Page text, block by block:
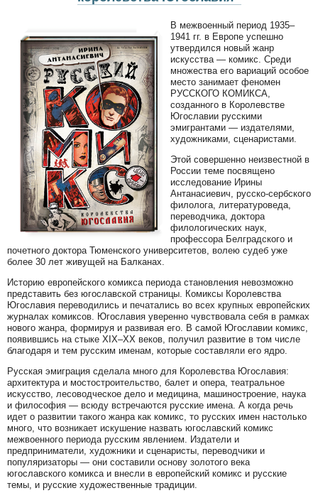
В межвоенный период 1935–
1941 гг. в Европе успешно
утвердился новый жанр
искусства — комикс. Среди
множества его вариаций особое
место занимает феномен
РУССКОГО КОМИКСА,
созданного в Королевстве
Югославии русскими
эмигрантами — издателями,
художниками, сценаристами.
Этой совершенно неизвестной в
России теме посвящено
исследование Ирины
Антанасиевич, русско-сербского
филолога, литературоведа,
переводчика, доктора
филологических наук,
профессора Белградского и
почетного доктора Тюменского университетов, волею судеб уже
более 30 лет живущей на Балканах.
Историю европейского комикса периода становления невозможно
представить без югославской страницы. Комиксы Королевства
Югославия переводились и печатались во всех крупных европейских
журналах комиксов. Югославия уверенно чувствовала себя в рамках
нового жанра, формируя и развивая его. В самой Югославии комикс,
появившись на стыке XIX–XX веков, получил развитие в том числе
благодаря и тем русским именам, которые составляли его ядро.
Русская эмиграция сделала много для Королевства Югославия:
архитектура и мостостроительство, балет и опера, театральное
искусство, лесоводческое дело и медицина, машиностроение, наука
и философия — всюду встречаются русские имена. А когда речь
идет о развитии такого жанра как комикс, то русских имен настолько
много, что возникает искушение назвать югославский комикс
межвоенного периода русским явлением. Издатели и
предприниматели, художники и сценаристы, переводчики и
популяризаторы — они составили основу золотого века
югославского комикса и внесли в европейский комикс и русские
темы, и русские художественные традиции.